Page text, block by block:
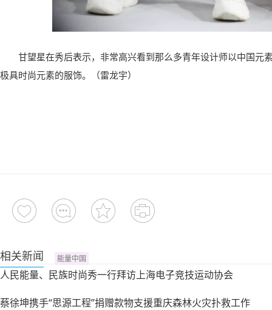
甘望星在秀后表示，非常高兴看到那么多青年设计师以中国元
极具时尚元素的服饰。
（雷龙宇）
相关新闻 能量中国
人民能量、民族时尚秀一行拜访上海电子竞技运动协会
蔡徐坤携手“思源工程”捐赠款物支援重庆森林火灾扑救工作